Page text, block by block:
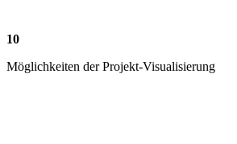
10
Möglichkeiten der Projekt-Visualisierung